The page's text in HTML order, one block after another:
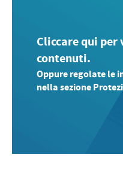
Cliccare qui
contenuti.
Oppure regolate le
nella sezione